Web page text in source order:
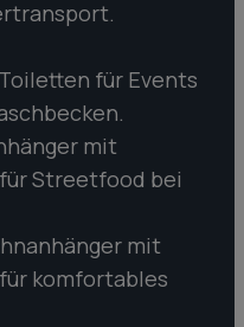
für Events
mit
Streetfood bei
mit
komfortables